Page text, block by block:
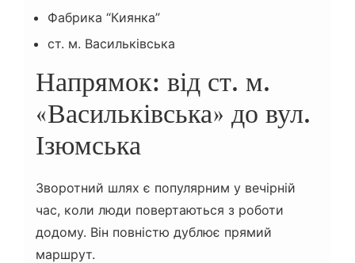
Фабрика “Киянка”
ст. м. Васильківська
Напрямок: від ст. м.
«Васильківська» до вул.
Ізюмська
Зворотний шлях є популярним у вечірній
час, коли люди повертаються з роботи
додому. Він повністю дублює прямий
маршрут.